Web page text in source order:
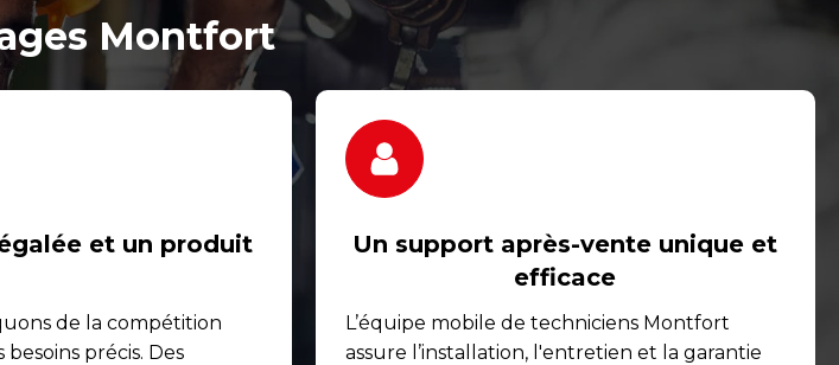
Montfort
et un produit
de la compétition
précis. Des
Un support après-vente unique et
efficace
L’équipe mobile de techniciens Montfort
assure l’installation, l'entretien et la garantie